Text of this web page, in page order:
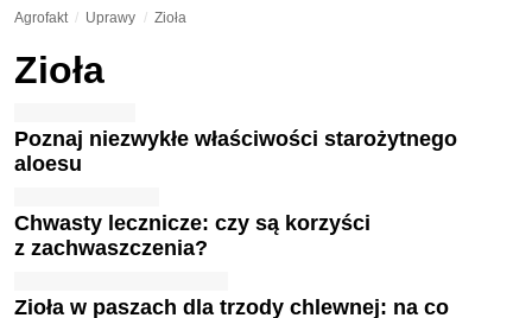
Agrofakt Uprawy Zioła
Zioła
Poznaj niezwykłe właściwości starożytnego
aloesu
Chwasty lecznicze: czy są korzyści
z zachwaszczenia?
Zioła w paszach dla trzody chlewnej: na co